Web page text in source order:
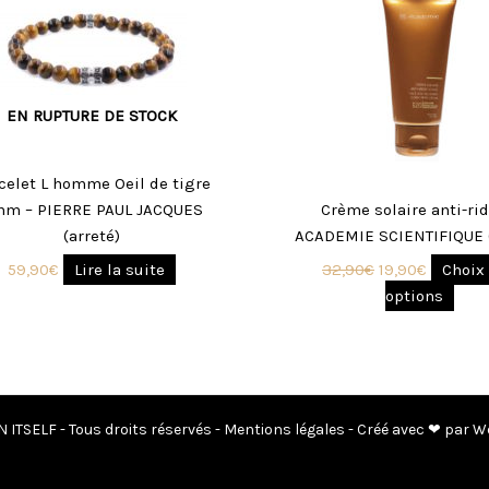
EN RUPTURE DE STOCK
L homme Oeil de tigre
– PIERRE PAUL JACQUES
(arreté)
59,90€ Lire la suite
Crème solaire anti-
ACADEMIE
32,90€
était :
32,90€.
19,90€
est :
19,90€.
Choix
options
sur
la
du
ITSELF - Tous droits réservés - Mentions légales - Créé avec ❤ par